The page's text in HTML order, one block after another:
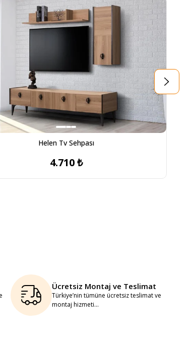
Helen Tv Sehpası
4.710 ₺
Ücretsiz Montaj ve Teslimat
Türkiye’nin tümüne ücretsiz teslimat ve
montaj hizmeti...